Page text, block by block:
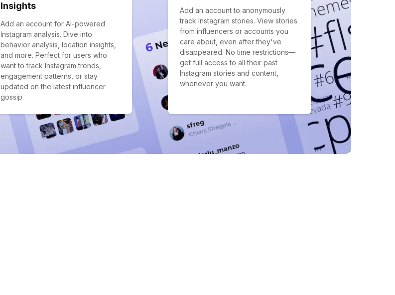
Insights
Add an account for AI-powered
Instagram analysis. Dive into
behavior analysis, location insights,
and more. Perfect for users who
want to track Instagram trends,
engagement patterns, or stay
updated on the latest influencer
gossip.
Add an account to anonymously
track Instagram stories. View stories
from influencers or accounts you
care about, even after they've
disappeared. No time restrictions—
get full access to all their past
Instagram stories and content,
whenever you want.